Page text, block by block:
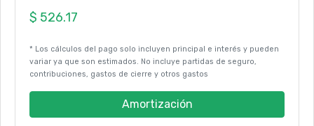
* Los cálculos del pago solo incluyen principal e interés y pueden
variar ya que son estimados. No incluye partidas de seguro,
contribuciones, gastos de cierre y otros gastos
Amortización